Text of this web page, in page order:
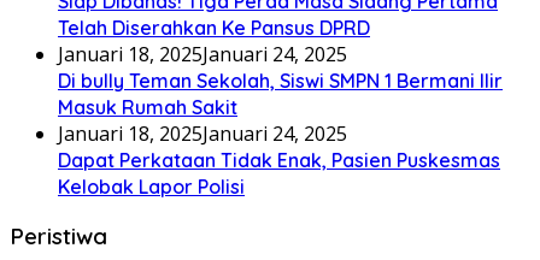
Telah Diserahkan Ke Pansus DPRD
Januari 18, 2025Januari 24, 2025
Di bully Teman Sekolah, Siswi SMPN 1 Bermani Ilir
Masuk Rumah Sakit
Januari 18, 2025Januari 24, 2025
Dapat Perkataan Tidak Enak, Pasien Puskesmas
Kelobak Lapor Polisi
Peristiwa